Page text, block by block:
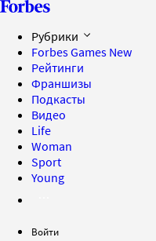
Рубрики
Forbes Games New
Рейтинги
Франшизы
Подкасты
Видео
Life
Woman
Sport
Young
Войти